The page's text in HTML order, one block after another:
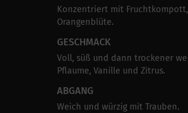
Konzentriert mit
Orangenblüte.
GESCHMACK
Voll, süß und dann trockener
Pflaume, Vanille und Zitrus.
ABGANG
Weich und würzig mit Trauben.